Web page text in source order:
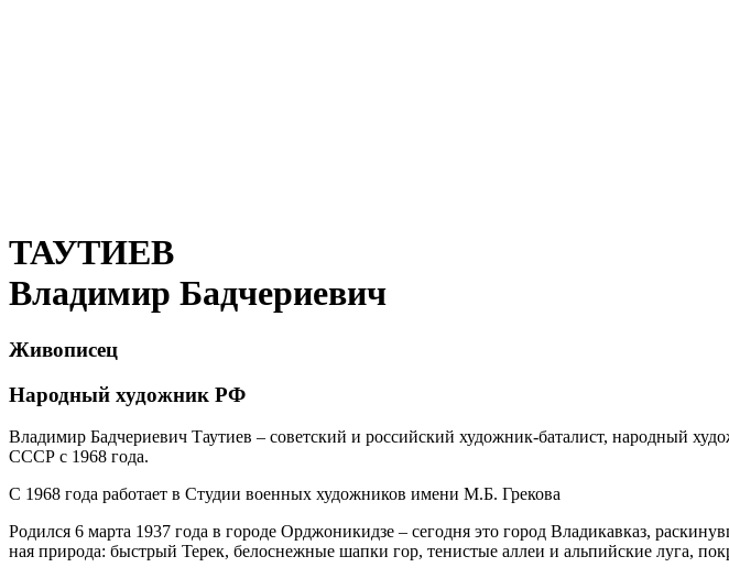
ТАУТИЕВ
Владимир Бадчериевич
Живописец
Народный художник РФ
Владимир Бадчериевич Таутиев – совет­ский и рос­сий­ский худож­ник-бата­лист, народ­ный
СССР с 1968 года.
С 1968 года рабо­та­ет в Студии воен­ных худож­ни­ков име­ни М.Б. Грекова
Родился 6 мар­та 1937 года в горо­де Орджоникидзе – сего­дня это город Владикавказ,
ная при­ро­да: быст­рый Терек, бело­снеж­ные шап­ки гор, тени­стые аллеи и аль­пий­ские луга,